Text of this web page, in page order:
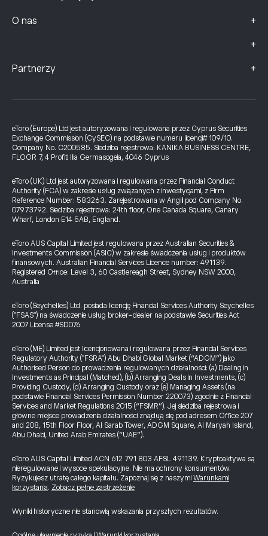
O nas +
+
Partnerzy +
eToro (Europe) Ltd jest autoryzowana i regulowana przez Cyprus Securities
Exchange Commission (CySEC) na podstawie numeru licencji# 109/10.
Company No. C200585. Siedziba rejestrowa: KANIKA BUSINESS CENTRE,
FLOOR 7, 4 Profiti Ilia Germasogeia, 4046 Cyprus
eToro (UK) Ltd jest autoryzowana i regulowana przez Financial Conduct
Authority (FCA) w zakresie usług związanych z inwestycjami, z Firm
Reference Number: 583263. Zarejestrowana w Anglii pod Company No.
07973792. Siedziba rejestrowa: 24th floor, One Canada Square, Canary
Wharf, London E14 5AB, England.
eToro AUS Capital Limited jest regulowana przez Australian Securities &
Investments Commission (ASIC) w zakresie świadczenia usług i produktów
finansowych. Australian Financial Services Licence number: 491139.
Registered Office: Level 3, 60 Castlereagh Street, Sydney NSW 2000,
Australia
eToro (Seychelles) Ltd. posiada licencję Financial Services Authority Seychelles
("FSAS") na świadczenie usług broker-dealer na podstawie Securities Act
2007 License #SD076
eToro (ME) Limited jest licencjonowana i regulowana przez Financial Services
Regulatory Authority ("FSRA") Abu Dhabi Global Market (“ADGM”) jako
Authorised Person do prowadzenia regulowanych działalności: (a) Dealing in
Investments as Principal (Matched), (b) Arranging Deals in Investments, (c)
Providing Custody, (d) Arranging Custody oraz (e) Managing Assets (na
podstawie Financial Services Permission Number 220073) zgodnie z Financial
Services and Market Regulations 2015 (“FSMR”). Jej siedziba rejestrowa i
główne miejsce prowadzenia działalności znajdują się pod adresem Office 207
and 208, 15th Floor Floor, Al Sarab Tower, ADGM Square, Al Maryah Island,
Abu Dhabi, United Arab Emirates (“UAE”).
eToro AUS Capital Limited ACN 612 791 803 AFSL 491139. Kryptoaktywa są
nieregulowane i wysoce spekulacyjne. Nie ma ochrony konsumentów.
Ryzykujesz utratę całego kapitału. Zapoznaj się z naszymi Warunkami
korzystania. Zobacz pełne zastrzeżenie
Wyniki historyczne nie stanowią wskazania przyszłych rezultatów.